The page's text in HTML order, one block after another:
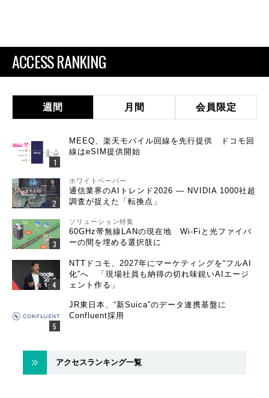
ACCESS RANKING
週間 月間 会員限定
MEEQ、楽天モバイル回線を先行提供 ドコモ回
線はeSIM提供開始
ホワイトペーパー
通信業界のAIトレンド2026 ― NVIDIA 1000社超
調査が捉えた「転換点」
ソリューション特集
60GHz帯無線LANの現在地 Wi-Fiと光ファイバ
ーの間を埋める選択肢に
NTTドコモ、2027年にマーケティングを“フルAI
化”へ 「現場社員も納得の切れ味鋭いAIエージ
ェント作る」
JR東日本、“新Suica”のデータ連携基盤に
Confluent採用
アクセスランキング一覧